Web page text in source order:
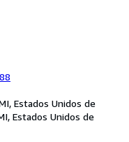
Estados Unidos de
Estados Unidos de